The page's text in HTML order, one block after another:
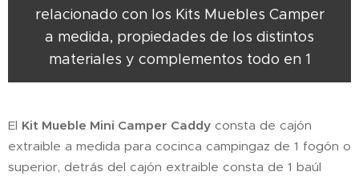
relacionado con los Kits Muebles Camper
a medida, propiedades de los distintos
materiales y complementos todo en 1
El Kit Mueble Mini Camper Caddy consta de cajón
extraible a medida para cocinca campingaz de 1 fogón o
superior, detrás del cajón extraible consta de 1 baúl